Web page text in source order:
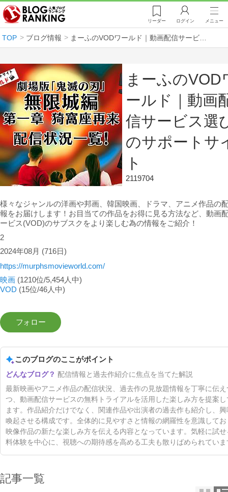
リーダー ログイン メニュー
TOP ブログ情報 まーふのVODワールド｜動画配信サービス選びのサポートサイト
まーふのVOD
ールド｜動画
信サービス選
のサポートサ
ト
2119704
様々なジャンルの洋画や邦画、韓国映画、ドラマ、アニメ作品の
報をお届けします！お目当ての作品をお得に見る方法など、動画
ービス(VOD)のサブスクをより楽しむ為の情報をご紹介！
2
2024年08月 (716日)
https://murphsmovieworld.com/
映画 (1210位/5,454人中)
VOD (15位/46人中)
このブログのここがポイント
配信情報と過去作紹介に焦点を当てた解説
最新映画やアニメ作品の配信状況、過去作の見放題情報を丁寧に伝え
つ、動画配信サービスの無料トライアルを活用した楽しみ方を提案し
ます。作品紹介だけでなく、関連作品や出演者の過去作も紹介し、興
喚起させる構成です。全体的に見やすさと情報の網羅性を意識してお
映像作品の新たな楽しみ方を伝える内容となっています。気軽に試せ
料体験を中心に、視聴への期待感を高める工夫も散りばめられていま
記事一覧